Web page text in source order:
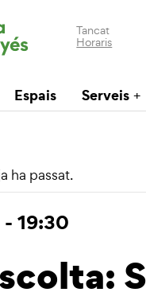
Tancat
Horaris
Espais Serveis
ha passat.
- 19:30